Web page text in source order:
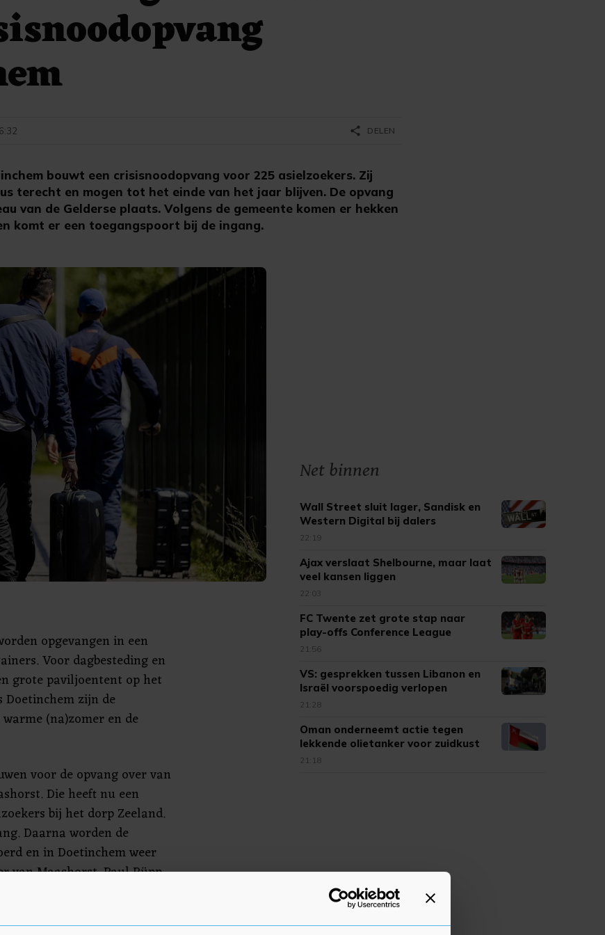
bouwt een crisisnoodopvang voor 225 asielzoekers. Zij
terecht en mogen tot het einde van het jaar blijven. De opvang
van de Gelderse plaats. Volgens de gemeente komen er hekken
komt er een toegangspoort bij de ingang.
share DELEN
opgevangen in een
Voor dagbesteding en
grote paviljoentent op het
zijn de
(na)zomer en de
voor de opvang over van
Die heeft nu een
bij het dorp Zeeland.
Daarna worden de
en in Doetinchem weer
van Maashorst, Paul Rüpp,
met deze manier van
manier van crisisopvang
Net binnen
Wall Street sluit lager, Sandisk en
Western Digital bij dalers
22:19
Ajax verslaat Shelbourne, maar laat
veel kansen liggen
22:03
FC Twente zet grote stap naar
play-offs Conference League
21:56
VS: gesprekken tussen Libanon en
Israël voorspoedig verlopen
21:28
Oman onderneemt actie tegen
lekkende olietanker voor zuidkust
21:18